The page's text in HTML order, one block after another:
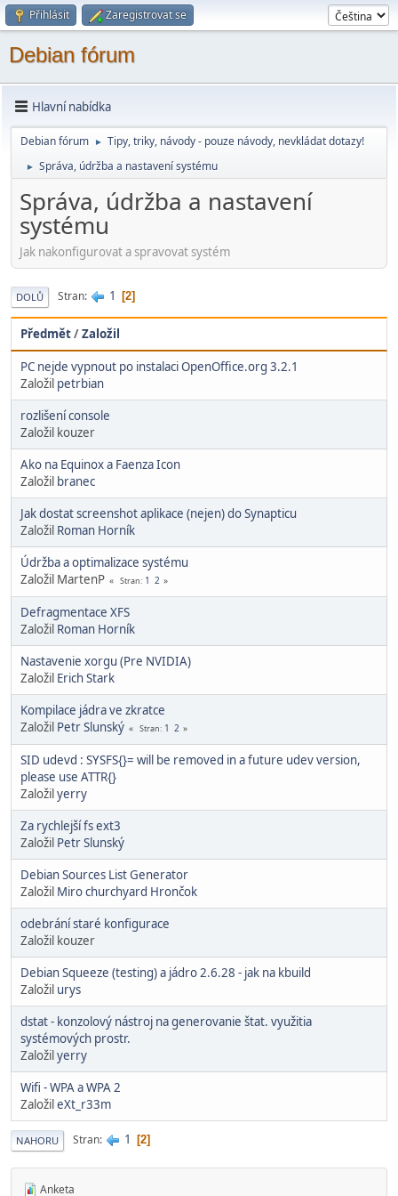
Přihlásit Zaregistrovat se
Debian fórum
Hlavní nabídka
Debian fórum ► Tipy, triky, návody - pouze návody, nevkládat dotazy!
► Správa, údržba a nastavení systému
Správa, údržba a nastavení
systému
Jak nakonfigurovat a spravovat systém
DOLŮ Stran 1 2
Předmět/Založil
PC nejde vypnout po instalaci OpenOffice.org 3.2.1
Založil petrbian
rozlišení console
Založil kouzer
Ako na Equinox a Faenza Icon
Založil branec
Jak dostat screenshot aplikace (nejen) do Synapticu
Založil Roman Horník
Údržba a optimalizace systému
Založil MartenP
Stran 1 2
Defragmentace XFS
Založil Roman Horník
Nastavenie xorgu (Pre NVIDIA)
Založil Erich Stark
Kompilace jádra ve zkratce
Založil Petr Slunský Stran 1 2
SID udevd : SYSFS{}= will be removed in a future udev version,
please use ATTR{}
Založilyerry
Za rychlejší fs ext3
Založil Petr Slunský
Debian Sources List Generator
Založil Miro churchyard Hrončok
odebrání staré konfigurace
Založil kouzer
Debian Squeeze (testing) a jádro 2.6.28 - jak na kbuild
Založil urys
dstat - konzolový nástroj na generovanie štat. využitia
systémových prostr.
Založilyerry
Wifi - WPA a WPA 2
ZaložileXt_r33m
NAHORU Stran 1 2
Anketa